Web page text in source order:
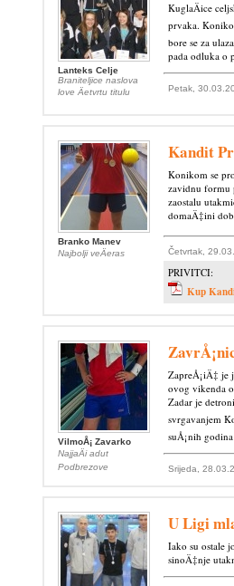
Lanteks Celje
Braniteljice naslova
love Äetvrtu titulu
KuglaÄice
prvaka.
bore se za
pada odluka o
Petak,
Branko Manev
Najbolji veÄeras
Kandit
Konikom se
zavidnu formu
zaostalu
domaÄ‡ini
Četvrtak,
PRIVITCI:
Kup
VilmoÅ¡ Zavarko
NajjaÄi adut
Podbrezove
ZapreÅ¡iÄ‡ je
ovog vikenda
Zadar je
svrgavanjem
suÅ¡nih
Srijeda,
U Ligi
Iako su ostale
sinoÄ‡nje